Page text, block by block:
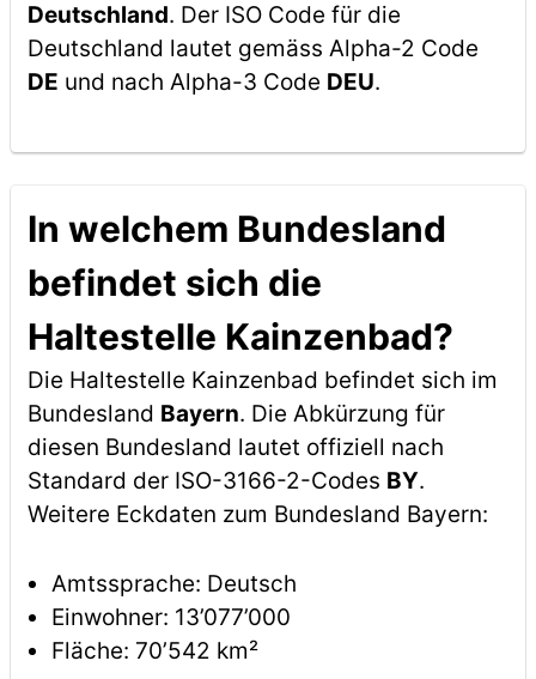
Deutschland. Der ISO Code für die
Deutschland lautet gemäss Alpha-2 Code
DE und nach Alpha-3 Code DEU.
In welchem Bundesland
befindet sich die
Haltestelle Kainzenbad?
Die Haltestelle Kainzenbad befindet sich im
Bundesland Bayern. Die Abkürzung für
diesen Bundesland lautet offiziell nach
Standard der ISO-3166-2-Codes BY.
Weitere Eckdaten zum Bundesland Bayern:
Amtssprache: Deutsch
Einwohner: 13’077’000
Fläche: 70’542 km²